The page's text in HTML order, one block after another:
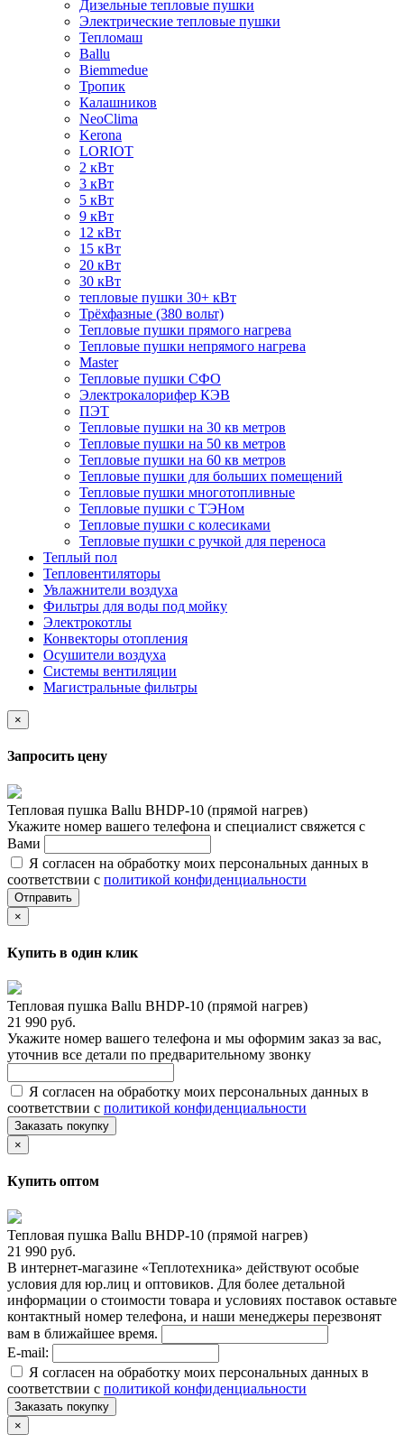
Дизельные тепловые пушки
Электрические тепловые пушки
Тепломаш
Ballu
Biemmedue
Тропик
Калашников
NeoClima
Kerona
LORIOT
2 кВт
3 кВт
5 кВт
9 кВт
12 кВт
15 кВт
20 кВт
30 кВт
тепловые пушки 30+ кВт
Трёхфазные (380 вольт)
Тепловые пушки прямого нагрева
Тепловые пушки непрямого нагрева
Master
Тепловые пушки СФО
Электрокалорифер КЭВ
ПЭТ
Тепловые пушки на 30 кв метров
Тепловые пушки на 50 кв метров
Тепловые пушки на 60 кв метров
Тепловые пушки для больших помещений
Тепловые пушки многотопливные
Тепловые пушки с ТЭНом
Тепловые пушки с колесиками
Тепловые пушки с ручкой для переноса
Теплый пол
Тепловентиляторы
Увлажнители воздуха
Фильтры для воды под мойку
Электрокотлы
Конвекторы отопления
Осушители воздуха
Системы вентиляции
Магистральные фильтры
×
Запросить цену
Тепловая пушка Ballu BHDP-10 (прямой нагрев)
Укажите номер вашего телефона и специалист свяжется с
Вами
Я согласен на обработку моих персональных данных в
соответствии с политикой конфиденциальности
Отправить
×
Купить в один клик
Тепловая пушка Ballu BHDP-10 (прямой нагрев)
21 990 руб.
Укажите номер вашего телефона и мы оформим заказ за вас,
уточнив все детали по предварительному звонку
Я согласен на обработку моих персональных данных в
соответствии с политикой конфиденциальности
Заказать покупку
×
Купить оптом
Тепловая пушка Ballu BHDP-10 (прямой нагрев)
21 990 руб.
В интернет-магазине «Теплотехника» действуют особые
условия для юр.лиц и оптовиков. Для более детальной
информации о стоимости товара и условиях поставок оставьте
контактный номер телефона, и наши менеджеры перезвонят
вам в ближайшее время.
E-mail:
Я согласен на обработку моих персональных данных в
соответствии с политикой конфиденциальности
Заказать покупку
×